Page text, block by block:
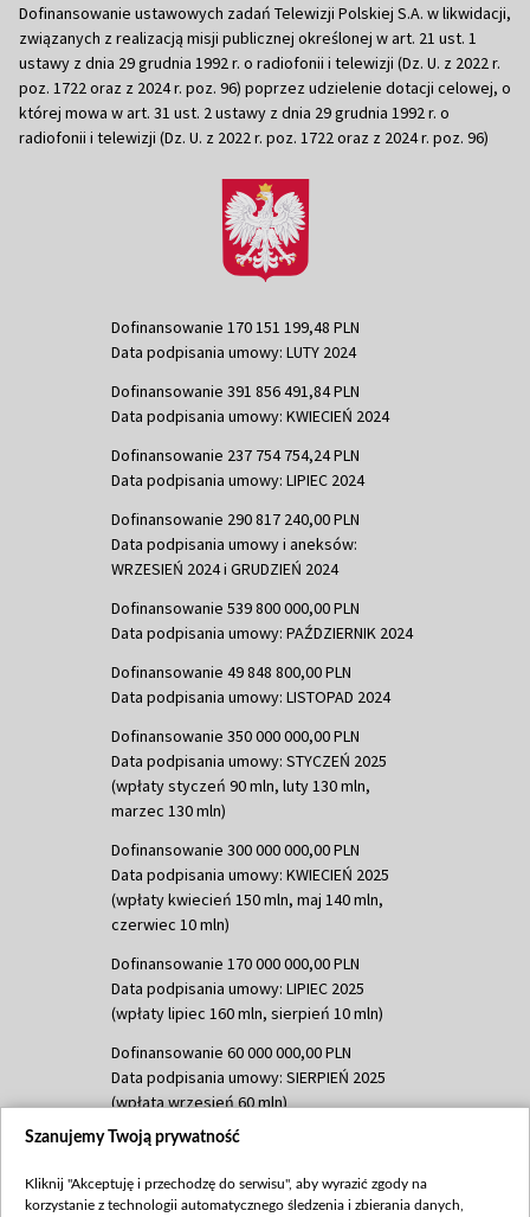
Dofinansowanie ustawowych zadań Telewizji Polskiej S.A. w likwidacji,
związanych z realizacją misji publicznej określonej w art. 21 ust. 1
ustawy z dnia 29 grudnia 1992 r. o radiofonii i telewizji (Dz. U. z 2022 r.
poz. 1722 oraz z 2024 r. poz. 96) poprzez udzielenie dotacji celowej, o
której mowa w art. 31 ust. 2 ustawy z dnia 29 grudnia 1992 r. o
radiofonii i telewizji (Dz. U. z 2022 r. poz. 1722 oraz z 2024 r. poz. 96)
Dofinansowanie 170 151 199,48 PLN
Data podpisania umowy: LUTY 2024
Dofinansowanie 391 856 491,84 PLN
Data podpisania umowy: KWIECIEŃ 2024
Dofinansowanie 237 754 754,24 PLN
Data podpisania umowy: LIPIEC 2024
Dofinansowanie 290 817 240,00 PLN
Data podpisania umowy i aneksów:
WRZESIEŃ 2024 i GRUDZIEŃ 2024
Dofinansowanie 539 800 000,00 PLN
Data podpisania umowy: PAŹDZIERNIK 2024
Dofinansowanie 49 848 800,00 PLN
Data podpisania umowy: LISTOPAD 2024
Dofinansowanie 350 000 000,00 PLN
Data podpisania umowy: STYCZEŃ 2025
(wpłaty styczeń 90 mln, luty 130 mln,
marzec 130 mln)
Dofinansowanie 300 000 000,00 PLN
Data podpisania umowy: KWIECIEŃ 2025
(wpłaty kwiecień 150 mln, maj 140 mln,
czerwiec 10 mln)
Dofinansowanie 170 000 000,00 PLN
Data podpisania umowy: LIPIEC 2025
(wpłaty lipiec 160 mln, sierpień 10 mln)
Dofinansowanie 60 000 000,00 PLN
Data podpisania umowy: SIERPIEŃ 2025
(wpłata wrzesień 60 mln)
Dofinansowanie 635 783 051,21 PLN
(wpłata wrzesień 100 mln, październik 350
Szanujemy Twoją prywatność
Kliknij "Akceptuję i przechodzę do serwisu", aby wyrazić zgody na
korzystanie z technologii automatycznego śledzenia i zbierania danych,